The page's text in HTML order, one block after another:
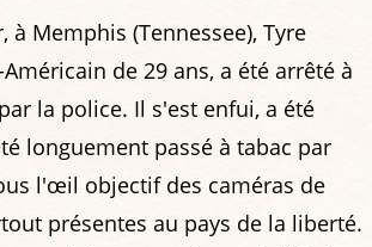
à Memphis (Tennessee), Tyre
de 29 ans, a été arrêté à
la police. Il s'est enfui, a été
longuement passé à tabac par
l'œil objectif des caméras de
présentes au pays de la liberté.